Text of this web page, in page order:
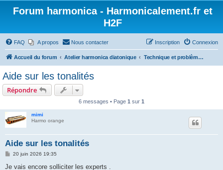
Forum harmonica - Harmonicalement.fr et
H2F
FAQ A propos Nous contacter Connexion
Inscription
Accueil du forum Atelier harmonica diatonique Technique et problème - Diatonique
Aide sur les tonalités
Répondre
6 messages • Page 1 sur 1
mimi
Harmo orange
Aide sur les tonalités
M
s
20 juin 2026 19:35
Je vais encore solliciter les experts .